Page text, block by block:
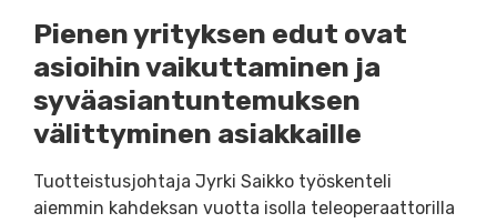
Pienen yrityksen edut ovat
asioihin vaikuttaminen ja
syväasiantuntemuksen
välittyminen asiakkaille
Tuotteistusjohtaja Jyrki Saikko työskenteli
aiemmin kahdeksan vuotta isolla teleoperaattorilla